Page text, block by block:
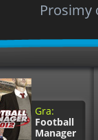
Prosimy
Gra:
Football
Manager